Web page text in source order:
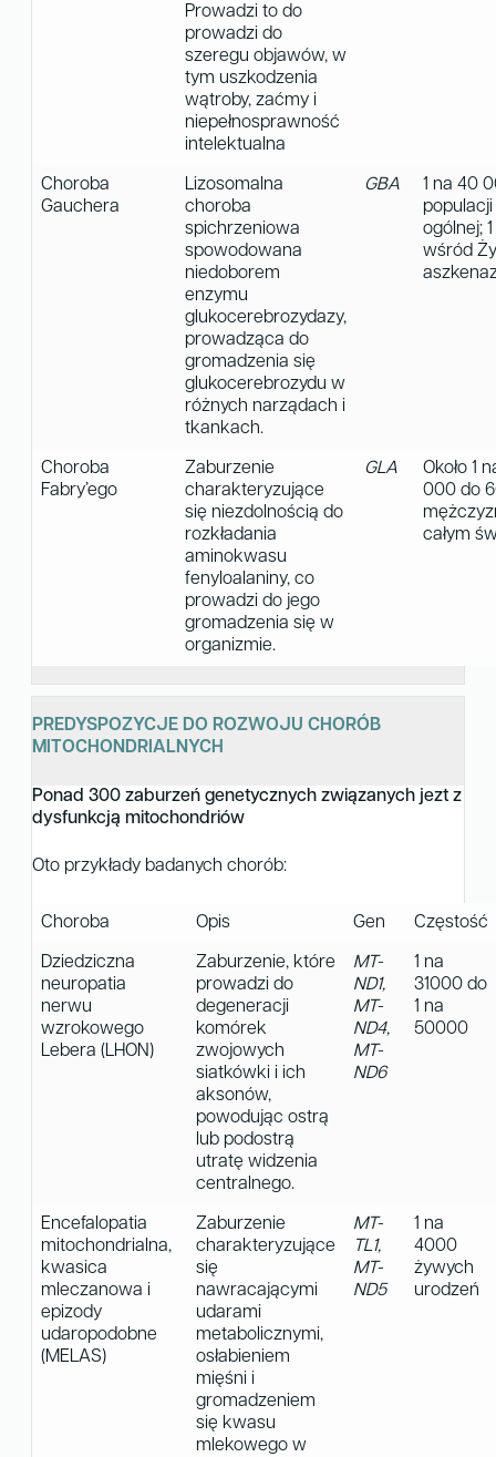
Prowadzi to do
prowadzi do
szeregu objawów, w
tym uszkodzenia
wątroby, zaćmy i
niepełnosprawność
intelektualna
Choroba
Gauchera
Lizosomalna
choroba
spichrzeniowa
spowodowana
niedoborem
enzymu
glukocerebrozydazy,
prowadząca do
gromadzenia się
glukocerebrozydu w
różnych narządach i
tkankach.
GBA
1 na 40
populacji
ogólnej;
wśród
Choroba
Fabry’ego
Zaburzenie
charakteryzujące
się niezdolnością do
rozkładania
aminokwasu
fenyloalaniny, co
prowadzi do jego
gromadzenia się w
organizmie.
GLA
Około 1
000 do
całym
PREDYSPOZYCJE DO ROZWOJU CHORÓB
MITOCHONDRIALNYCH
Ponad 300 zaburzeń genetycznych związanych jezt z
dysfunkcją mitochondriów
Oto przykłady badanych chorób:
Choroba Opis Gen Częstość
Dziedziczna
neuropatia
nerwu
wzrokowego
Lebera (LHON)
Zaburzenie, które
prowadzi do
degeneracji
komórek
zwojowych
siatkówki i ich
aksonów,
powodując ostrą
lub podostrą
utratę widzenia
centralnego.
MT-
ND1,
MT-
ND4,
MT-
ND6
1 na
31000 do
1 na
50000
Encefalopatia
mitochondrialna,
kwasica
mleczanowa i
epizody
udaropodobne
(MELAS)
Zaburzenie
charakteryzujące
się
nawracającymi
udarami
metabolicznymi,
osłabieniem
mięśni i
gromadzeniem
się kwasu
mlekowego w
MT-
TL1,
MT-
ND5
1 na
4000
żywych
urodzeń